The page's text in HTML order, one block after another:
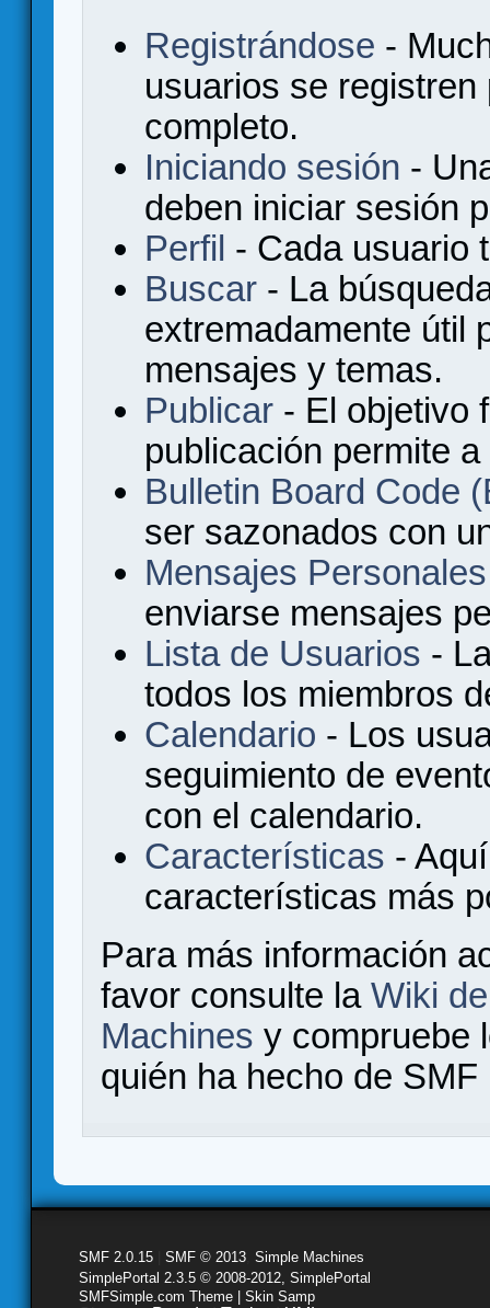
Registrándose -
usuarios se
completo.
Iniciando sesión -
deben iniciar sesión
Perfil - Cada usuario
Buscar - La
extremadamente útil
mensajes y temas.
Publicar - El objetivo
publicación permite
Bulletin Board Code
ser sazonados con
Mensajes Personales
enviarse mensajes
Lista de Usuarios -
todos los miembros
Calendario - Los
seguimiento de
con el calendario.
Características -
características más
Para más información
favor consulte la Wiki
Machines y compruebe
quién ha hecho de
SMF 2.0.15 SMF © 2013 Simple Machines
SimplePortal 2.3.5 © 2008-2012, SimplePortal
SMFSimple.com Theme | Skin Samp